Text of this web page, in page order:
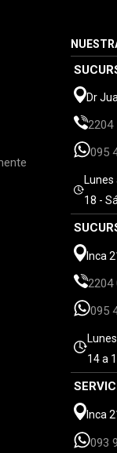
Dr
2204
095
Lunes
18 -
Inca
2204
095
14 a
Inca
093